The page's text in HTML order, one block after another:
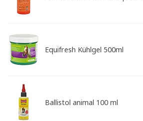
Equifresh Kühlgel 500ml
Ballistol animal 100 ml